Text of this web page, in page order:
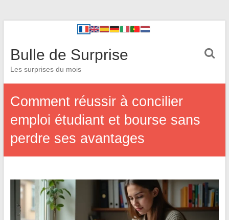
Bulle de Surprise
Les surprises du mois
Comment réussir à concilier
emploi étudiant et bourse sans
perdre ses avantages